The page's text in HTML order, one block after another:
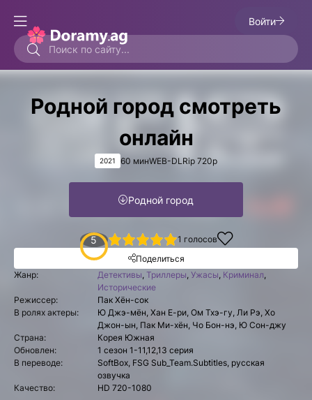
Войти
Родной город смотреть
онлайн
2021 60 минWEB-DLRip 720p
Родной город
5
4 5 1 голосов
Поделиться
Жанр:
Детективы, Триллеры, Ужасы, Криминал,
Исторические
Режиссер:
Пак Хён-сок
В ролях актеры:
Ю Джэ-мён, Хан Е-ри, Ом Тхэ-гу, Ли Рэ, Хо
Джон-ын, Пак Ми-хён, Чо Бон-нэ, Ю Сон-джу
Страна:
Корея Южная
Обновлен:
1 сезон 1-11,12,13 серия
В переводе:
SoftBox, FSG Sub_Team.Subtitles, русская
озвучка
Качество:
HD 720-1080